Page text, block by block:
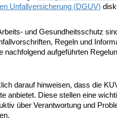
Unfallversicherung (DGUV)
und Gesundheitsschutz
Regeln und
nachfolgend aufgeführten
darauf hinweisen, dass die
anbietet. Diese stellen eine
über Verantwortung und